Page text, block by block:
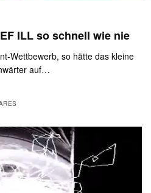
ILL so schnell wie nie
Wettbewerb, so hätte das kleine
auf…